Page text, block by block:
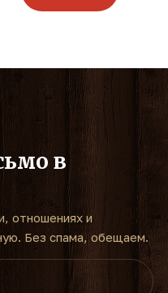
в
отношениях и
Без спама, обещаем.